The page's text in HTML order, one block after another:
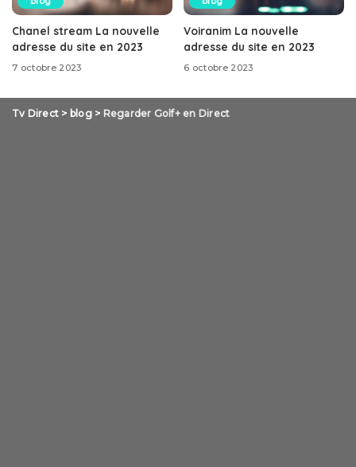
Chanel stream La nouvelle
adresse du site en 2023
7 octobre 2023
Voiranim La nouvelle
adresse du site en 2023
6 octobre 2023
Tv Direct > blog> Regarder Golf+ en Direct